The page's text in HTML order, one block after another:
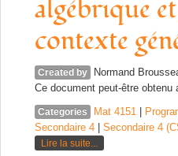
algébrique
contexte
Created by Normand
Ce document peut-être
Categories Mat 4151
Secondaire 4
Secondaire 4
Lire la suite...